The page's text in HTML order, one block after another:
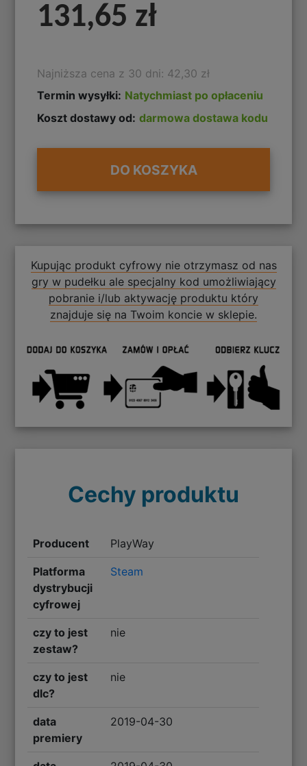
131,65 zł
Najniższa cena z 30 dni: 42,30 zł
Termin wysyłki: Natychmiast po opłaceniu
Koszt dostawy od: darmowa dostawa kodu
DO KOSZYKA
Kupując produkt cyfrowy nie otrzymasz od nas
gry w pudełku ale specjalny kod umożliwiający
pobranie i/lub aktywację produktu który
znajduje się na Twoim koncie w sklepie.
Cechy produktu
Producent PlayWay
Platforma
dystrybucji
cyfrowej
Steam
czy to jest
zestaw?
nie
czy to jest
dlc?
nie
data
premiery
2019-04-30